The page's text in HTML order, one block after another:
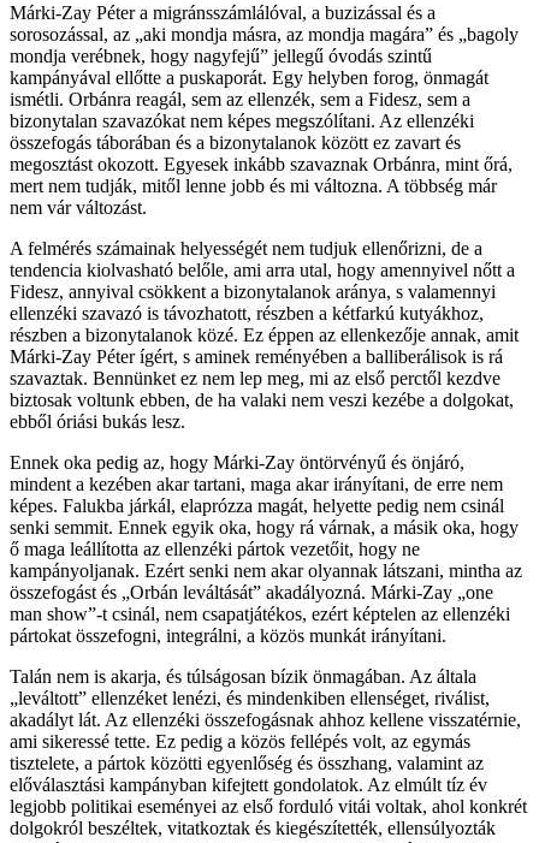
Márki-Zay Péter a migránsszámlálóval, a buzizással és a
sorosozással, az „aki mondja másra, az mondja magára” és „bagoly
mondja verébnek, hogy nagyfejű” jellegű óvodás szintű
kampányával ellőtte a puskaporát. Egy helyben forog, önmagát
ismétli. Orbánra reagál, sem az ellenzék, sem a Fidesz, sem a
bizonytalan szavazókat nem képes megszólítani. Az ellenzéki
összefogás táborában és a bizonytalanok között ez zavart és
megosztást okozott. Egyesek inkább szavaznak Orbánra, mint őrá,
mert nem tudják, mitől lenne jobb és mi változna. A többség már
nem vár változást.
A felmérés számainak helyességét nem tudjuk ellenőrizni, de a
tendencia kiolvasható belőle, ami arra utal, hogy amennyivel nőtt a
Fidesz, annyival csökkent a bizonytalanok aránya, s valamennyi
ellenzéki szavazó is távozhatott, részben a kétfarkú kutyákhoz,
részben a bizonytalanok közé. Ez éppen az ellenkezője annak, amit
Márki-Zay Péter ígért, s aminek reményében a balliberálisok is rá
szavaztak. Bennünket ez nem lep meg, mi az első perctől kezdve
biztosak voltunk ebben, de ha valaki nem veszi kezébe a dolgokat,
ebből óriási bukás lesz.
Ennek oka pedig az, hogy Márki-Zay öntörvényű és önjáró,
mindent a kezében akar tartani, maga akar irányítani, de erre nem
képes. Falukba járkál, elaprózza magát, helyette pedig nem csinál
senki semmit. Ennek egyik oka, hogy rá várnak, a másik oka, hogy
ő maga leállította az ellenzéki pártok vezetőit, hogy ne
kampányoljanak. Ezért senki nem akar olyannak látszani, mintha az
összefogást és „Orbán leváltását” akadályozná. Márki-Zay „one
man show”-t csinál, nem csapatjátékos, ezért képtelen az ellenzéki
pártokat összefogni, integrálni, a közös munkát irányítani.
Talán nem is akarja, és túlságosan bízik önmagában. Az általa
„leváltott” ellenzéket lenézi, és mindenkiben ellenséget, riválist,
akadályt lát. Az ellenzéki összefogásnak ahhoz kellene visszatérnie,
ami sikeressé tette. Ez pedig a közös fellépés volt, az egymás
tisztelete, a pártok közötti egyenlőség és összhang, valamint az
előválasztási kampányban kifejtett gondolatok. Az elmúlt tíz év
legjobb politikai eseményei az első forduló vitái voltak, ahol konkrét
dolgokról beszéltek, vitatkoztak és kiegészítették, ellensúlyozták